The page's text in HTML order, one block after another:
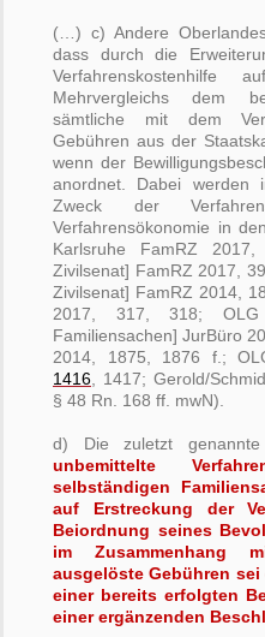
(…) c) Andere
dass durch die
Verfahrenskostenhilfe
Mehrvergleichs dem
sämtliche mit dem
Gebühren aus der
wenn der
anordnet. Dabei werden
Zweck der
Verfahrensökonomie in
Karlsruhe FamRZ
Zivilsenat] FamRZ 2017,
Zivilsenat] FamRZ 2014,
2017, 317, 318;
Familiensachen] JurBüro
2014, 1875, 1876 f.;
1416 , 1417; Gerold/
§ 48 Rn. 168 ff. mwN).
d) Die zuletzt
unbemittelte
selbständigen
auf Erstreckung der
Beiordnung seines
im Zusammenhang
ausgelöste Gebühren
einer bereits erfolgten
einer ergänzenden